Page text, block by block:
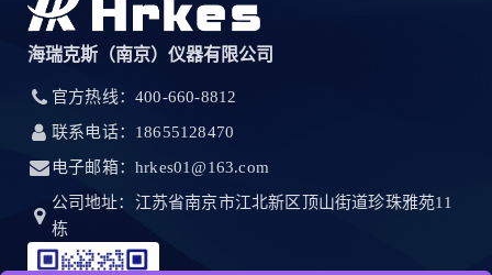
海瑞克斯（南京）仪器有限公司
官方热线：400-660-8812
联系电话：18655128470
电子邮箱：hrkes01@163.com
公司地址：江苏省南京市江北新区顶山街道珍珠雅苑11
栋